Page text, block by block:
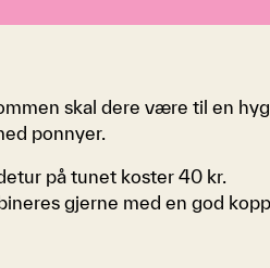
skal dere være til en
ponnyer.
på tunet koster 40 kr.
gjerne med en god